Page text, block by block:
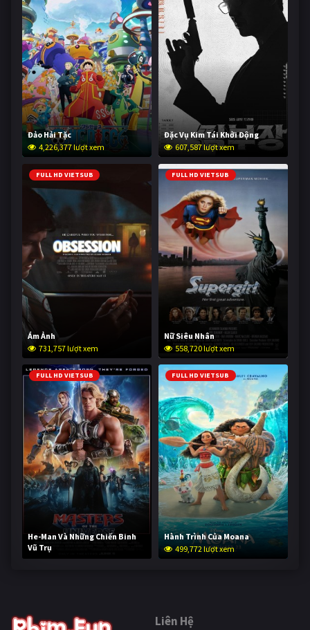
Đảo Hải Tặc
4,226,377 lượt xem
Đặc Vụ Kim Tái Khởi Động
607,587 lượt xem
FULL HD VIETSUB
Ám Ảnh
731,757 lượt xem
FULL HD VIETSUB
Nữ Siêu Nhân
558,720 lượt xem
FULL HD VIETSUB
He-Man Và Những Chiến Binh
Vũ Trụ
249,201 lượt xem
FULL HD VIETSUB
Hành Trình Của Moana
499,772 lượt xem
Liên Hệ